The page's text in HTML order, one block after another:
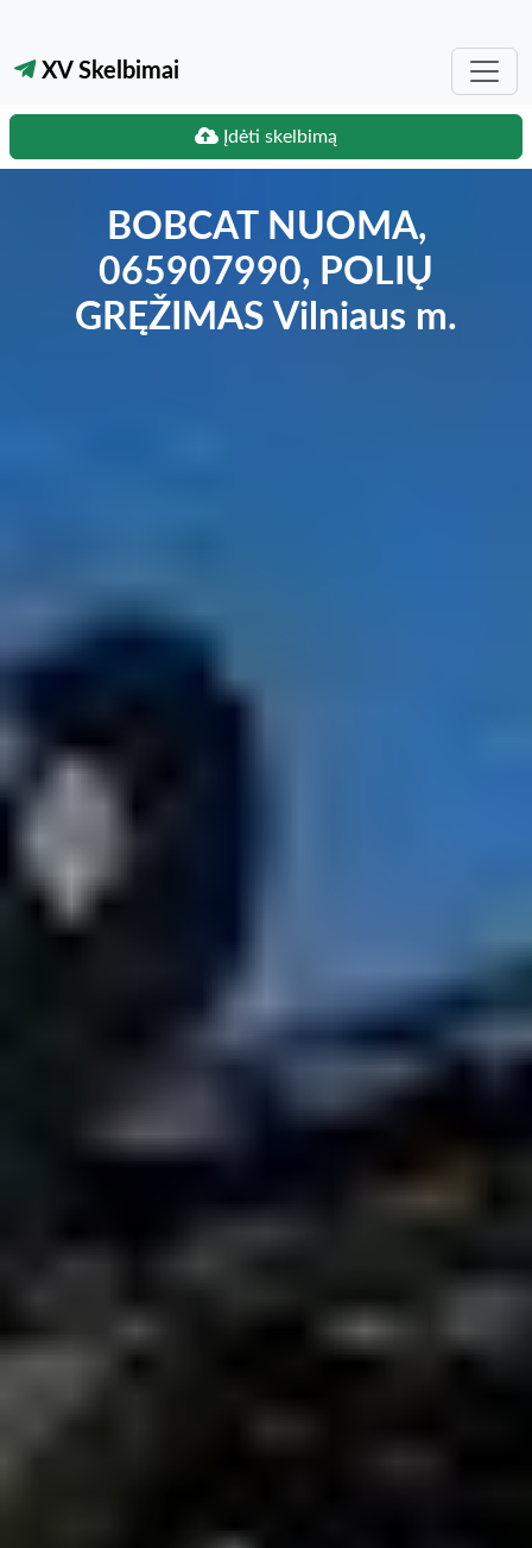
XV Skelbimai
Įdėti skelbimą
BOBCAT NUOMA,
065907990, POLIŲ
GRĘŽIMAS Vilniaus m.